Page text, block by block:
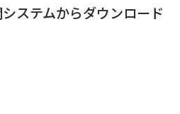
ステムからダウンロード